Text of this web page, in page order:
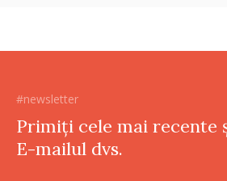
#newsletter
Primiți cele mai recente
E-mailul dvs.